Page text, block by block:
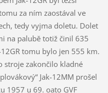
za ním zaostával ve
tedy vyjma doletu. Dolet
na palubě totiž činil 635
tomu bylo jen 555 km.
stroje zakončilo kladné
Jak-12MM prošel
1957 u 69. oato GVF